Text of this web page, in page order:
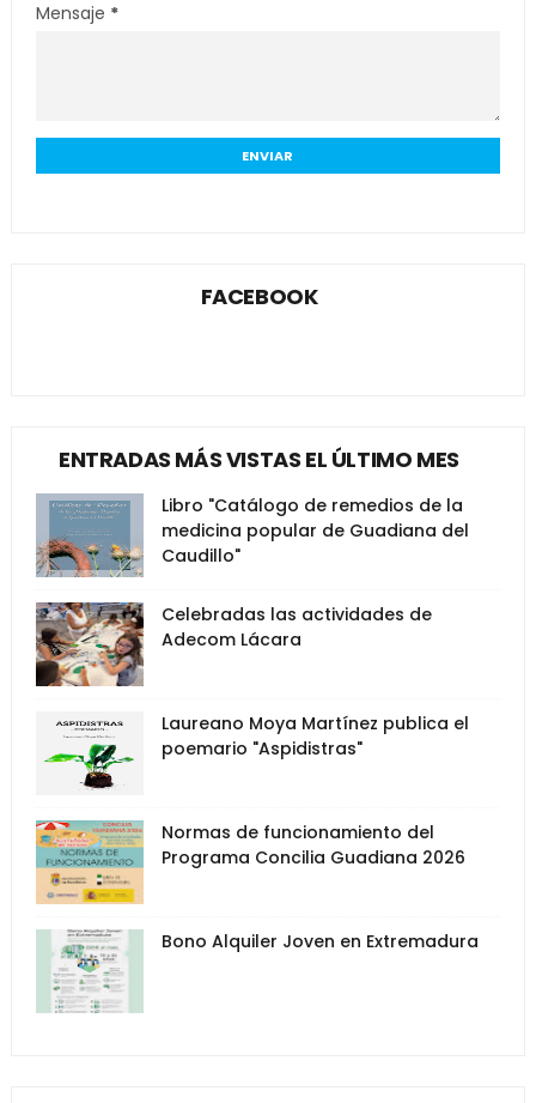
Mensaje *
FACEBOOK
ENTRADAS MÁS VISTAS EL ÚLTIMO MES
Libro "Catálogo de remedios de la
medicina popular de Guadiana del
Caudillo"
Celebradas las actividades de
Adecom Lácara
Laureano Moya Martínez publica el
poemario "Aspidistras"
Normas de funcionamiento del
Programa Concilia Guadiana 2026
Bono Alquiler Joven en Extremadura